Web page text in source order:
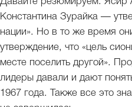
Константина Зурайка —
нации». Но в то же время
утверждение, что «цель
месте поселить другой».
лидеры давали и дают
1967 года. Также все это